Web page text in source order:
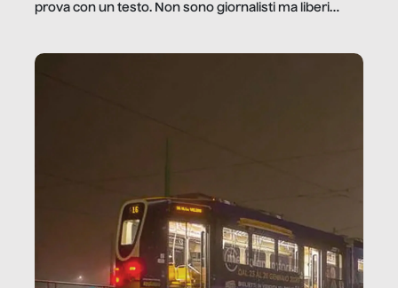
prova con un testo. Non sono giornalisti ma liberi